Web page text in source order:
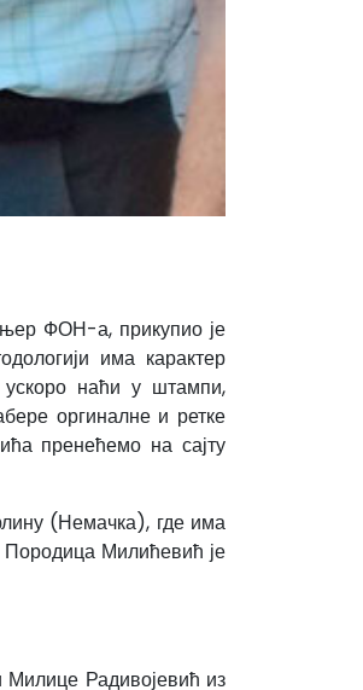
ФОН-а, прикупио је
има карактер
ускоро наћи у штампи,
оргиналне и ретке
пренећемо на сајту
(Немачка), где има
Милићевић је
Радивојевић из